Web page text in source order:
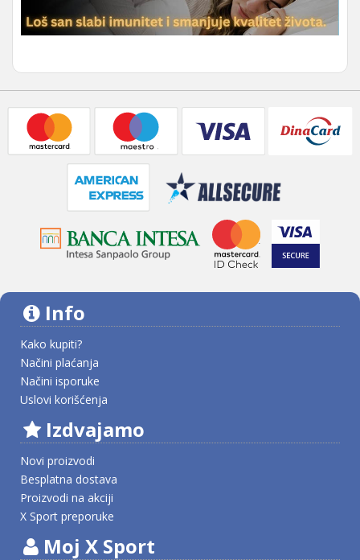
Info
Kako kupiti?
Načini plaćanja
Načini isporuke
Uslovi korišćenja
Izdvajamo
Novi proizvodi
Besplatna dostava
Proizvodi na akciji
X Sport preporuke
Moj X Sport